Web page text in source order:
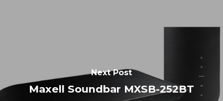
Next Post
Maxell Soundbar MXSB-252BT